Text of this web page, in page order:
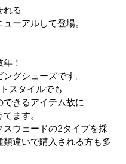
れる
ーアルして登場。
！
グシューズです。
スタイルでも
きるアイテム故に
ます。
ウェードの2タイプを採
違いで購入される方も多